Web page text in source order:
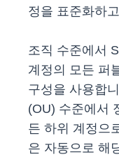
정을 표준화하
조직 수준에서
계정의 모든 퍼
구성을 사용합
(OU) 수준에서
든 하위 계정으
은 자동으로 해